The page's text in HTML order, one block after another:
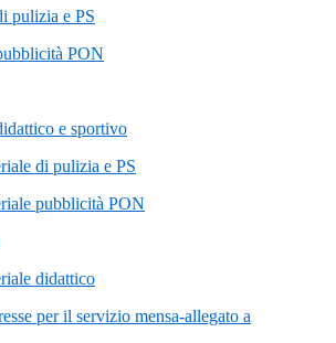
pulizia e PS
PON
e sportivo
di pulizia e PS
pubblicità PON
didattico
per il servizio mensa-allegato a